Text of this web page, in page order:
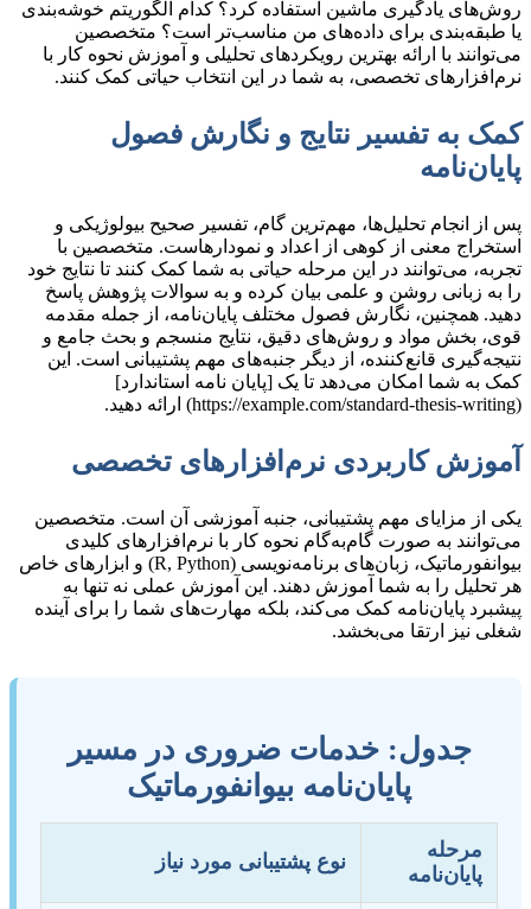
روش‌های یادگیری ماشین استفاده کرد؟ کدام الگوریتم خوشه‌بندی
یا طبقه‌بندی برای داده‌های من مناسب‌تر است؟ متخصصین
می‌توانند با ارائه بهترین رویکردهای تحلیلی و آموزش نحوه کار با
نرم‌افزارهای تخصصی، به شما در این انتخاب حیاتی کمک کنند.
کمک به تفسیر نتایج و نگارش فصول
پایان‌نامه
پس از انجام تحلیل‌ها، مهم‌ترین گام، تفسیر صحیح بیولوژیکی و
استخراج معنی از کوهی از اعداد و نمودارهاست. متخصصین با
تجربه، می‌توانند در این مرحله حیاتی به شما کمک کنند تا نتایج خود
را به زبانی روشن و علمی بیان کرده و به سوالات پژوهش پاسخ
دهید. همچنین، نگارش فصول مختلف پایان‌نامه، از جمله مقدمه
قوی، بخش مواد و روش‌های دقیق، نتایج منسجم و بحث جامع و
نتیجه‌گیری قانع‌کننده، از دیگر جنبه‌های مهم پشتیبانی است. این
کمک به شما امکان می‌دهد تا یک [پایان نامه استاندارد]
(https://example.com/standard-thesis-writing) ارائه دهید.
آموزش کاربردی نرم‌افزارهای تخصصی
یکی از مزایای مهم پشتیبانی، جنبه آموزشی آن است. متخصصین
می‌توانند به صورت گام‌به‌گام نحوه کار با نرم‌افزارهای کلیدی
بیوانفورماتیک، زبان‌های برنامه‌نویسی (R, Python) و ابزارهای خاص
هر تحلیل را به شما آموزش دهند. این آموزش عملی نه تنها به
پیشبرد پایان‌نامه کمک می‌کند، بلکه مهارت‌های شما را برای آینده
شغلی نیز ارتقا می‌بخشد.
جدول: خدمات ضروری در مسیر
پایان‌نامه بیوانفورماتیک
مرحله
پایان‌نامه
نوع پشتیبانی مورد نیاز